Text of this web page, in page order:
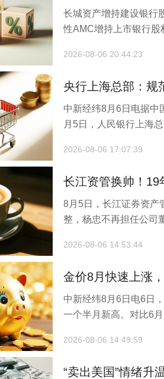
布局
长城资产增持建设银行
性AMC增持上市银行股
2026-08-06 20:44:23
央行上海总部：规
中新经纬8月6日电据中
月5日，人民银行上海
2026-08-06 17:07:39
长江资管换帅！19
8月5日，长江证券资产
整，杨忠不再担任公司
2026-08-06 14:53:44
金价8月快速上涨
美元
中新经纬8月6日电6日
一个半月新高。对比6
2026-08-06 14:49:59
“卖出美国”情绪升